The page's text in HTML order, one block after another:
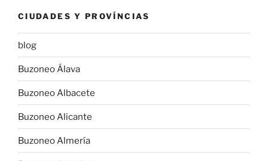
CIUDADES Y PROVÍNCIAS
blog
Buzoneo Álava
Buzoneo Albacete
Buzoneo Alicante
Buzoneo Almería